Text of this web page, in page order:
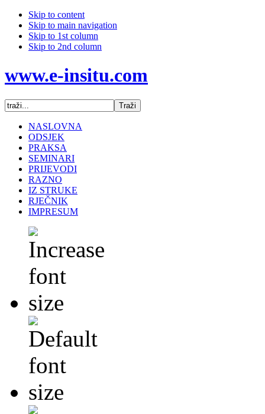
Skip to content
Skip to main navigation
Skip to 1st column
Skip to 2nd column
www.e-insitu.com
NASLOVNA
ODSJEK
PRAKSA
SEMINARI
PRIJEVODI
RAZNO
IZ STRUKE
RJEČNIK
IMPRESUM